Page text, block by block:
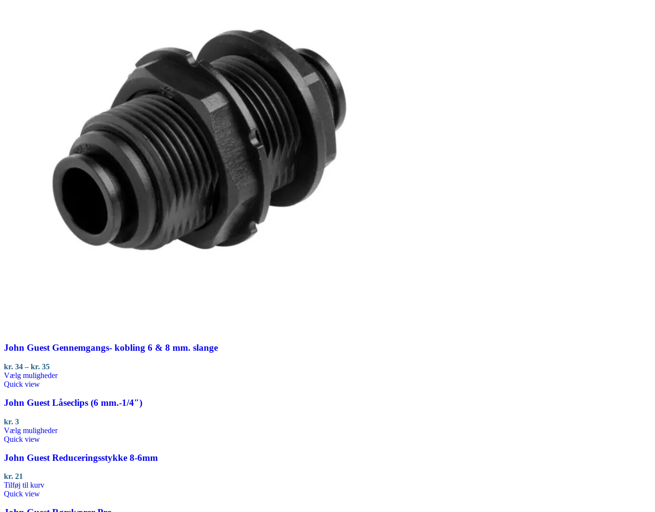
John Guest Gennemgangs- kobling 6 & 8 mm. slange
kr. 34 – kr. 35Prisinterval:
kr. 34
Vælg mulighederDette
flere
varianter.
kan
varesiden
Quick view
John Guest Låseclips (6 mm.-1/4″)
kr. 3
Vælg mulighederDette
flere
varesiden
Quick view
John Guest Reduceringsstykke 8-6mm
kr. 21
Tilføj til kurv
Quick view